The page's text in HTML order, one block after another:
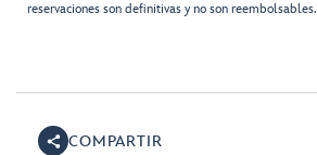
reservaciones son definitivas y no son reembolsables.
COMPARTIR